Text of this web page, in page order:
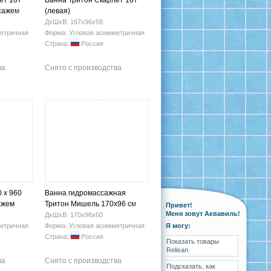
(левая)
ДхШхВ: 167х96х58
Форма: Угловая асимметричная
Страна:
Россия
Снято с производства
х 960
Ванна гидромассажная
Тритон Мишель 170х96 см
правая
ДхШхВ: 170х96х60
Форма: Угловая асимметричная
Страна:
Россия
Снято с производства
Привет!
Меня зовут Аквавиль!
Я могу:
Показать товары
Relisan
Подсказать, как